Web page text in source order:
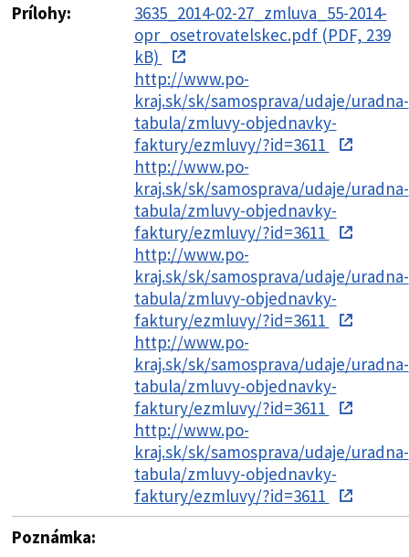
Prílohy:
3635_2014-02-27_zmluva_55-2014-
opr_osetrovatelskec.pdf (PDF, 239
kB)
http://www.po-
kraj.sk/sk/samosprava/udaje/uradna-
tabula/zmluvy-objednavky-
faktury/ezmluvy/?id=3611
http://www.po-
kraj.sk/sk/samosprava/udaje/uradna-
tabula/zmluvy-objednavky-
faktury/ezmluvy/?id=3611
http://www.po-
kraj.sk/sk/samosprava/udaje/uradna-
tabula/zmluvy-objednavky-
faktury/ezmluvy/?id=3611
http://www.po-
kraj.sk/sk/samosprava/udaje/uradna-
tabula/zmluvy-objednavky-
faktury/ezmluvy/?id=3611
http://www.po-
kraj.sk/sk/samosprava/udaje/uradna-
tabula/zmluvy-objednavky-
faktury/ezmluvy/?id=3611
Poznámka: